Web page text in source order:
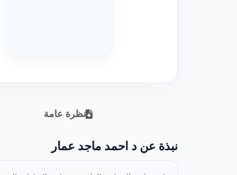
نظرة عامة
نبذة عن د احمد ماجد عمار